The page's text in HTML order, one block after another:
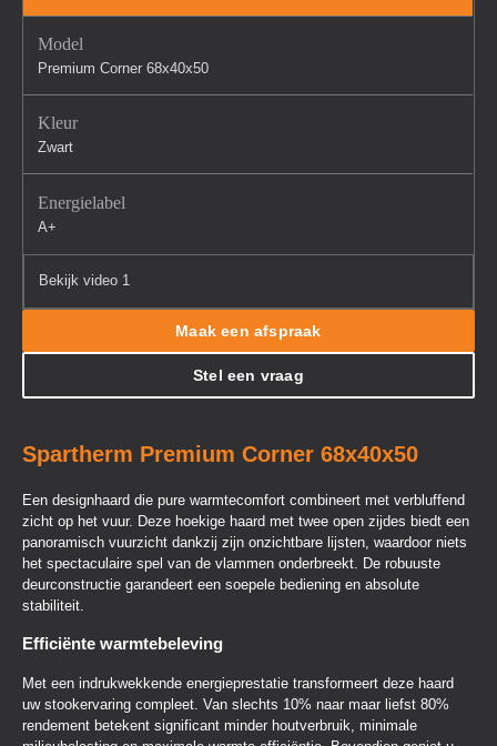
Model
Premium Corner 68x40x50
Kleur
Zwart
Energielabel
A+
Bekijk video 1
Maak een afspraak
Stel een vraag
Spartherm Premium Corner 68x40x50
Een designhaard die pure warmtecomfort combineert met verbluffend
zicht op het vuur. Deze hoekige haard met twee open zijdes biedt een
panoramisch vuurzicht dankzij zijn onzichtbare lijsten, waardoor niets
het spectaculaire spel van de vlammen onderbreekt. De robuuste
deurconstructie garandeert een soepele bediening en absolute
stabiliteit.
Efficiënte warmtebeleving
Met een indrukwekkende energieprestatie transformeert deze haard
uw stookervaring compleet. Van slechts 10% naar maar liefst 80%
rendement betekent significant minder houtverbruik, minimale